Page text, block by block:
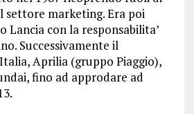
settore marketing. Era poi
Lancia con la responsabilita’
Successivamente il
Aprilia (gruppo Piaggio),
fino ad approdare ad